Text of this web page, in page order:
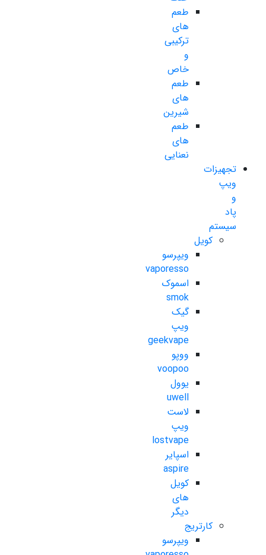
طعم
های
ترکیبی
و
خاص
طعم
های
شیرین
طعم
های
نعنایی
تجهیزات
ویپ
و
پاد
سیستم
کویل
ویپرسو
vaporesso
اسموک
smok
گیک
ویپ
geekvape
ووپو
voopoo
یوول
uwell
لاست
ویپ
lostvape
اسپایر
aspire
کویل
های
دیگر
کارتریج
ویپرسو